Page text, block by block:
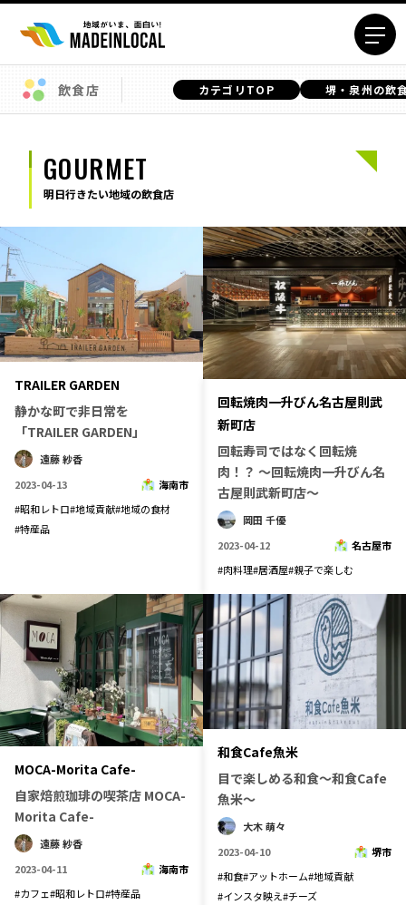
エリアから探す
岩手エリア
秋田エリア
福島エリア
茨城エリア
栃木エリア
群馬エリア
埼玉エリア
千葉エリア
東京23区エリア
多摩エリア
神奈川エリア
新潟エリア
石川エリア
福井エリア
山梨エリア
長野エリア
岐阜エリア
静岡エリア
愛知エリア
三重エリア
滋賀エリア
京都エリア
大阪市エリア
堺・泉州エリア
兵庫エリア
奈良エリア
和歌山エリア
鳥取エリア
島根エリア
岡山エリア
広島エリア
山口エリア
徳島エリア
香川エリア
愛媛エリア
高知エリア
佐賀エリア
熊本エリア
大分エリア
宮崎エリア
鹿児島エリア
沖縄エリア
飲食店 カテゴリTOP 堺・泉州の飲
GOURMET
明日行きたい地域の飲食店
TRAILER GARDEN
静かな町で非日常を
「TRAILER GARDEN」
遠藤 紗香
2023-04-13
海南市
#昭和レトロ#地域貢献#地域の食材
#特産品
回転焼肉一升びん名古屋則武
新町店
回転寿司ではなく回転焼
肉！？ ～回転焼肉一升びん名
古屋則武新町店～
岡田 千優
2023-04-12
名古屋市
#肉料理#居酒屋#親子で楽しむ
MOCA-Morita Cafe-
自家焙煎珈琲の喫茶店 MOCA-
Morita Cafe-
遠藤 紗香
2023-04-11
海南市
#カフェ#昭和レトロ#特産品
和食Cafe魚米
目で楽しめる和食〜和食Cafe
魚米〜
大木 萌々
2023-04-10
堺市
#和食#アットホーム#地域貢献
#インスタ映え#チーズ